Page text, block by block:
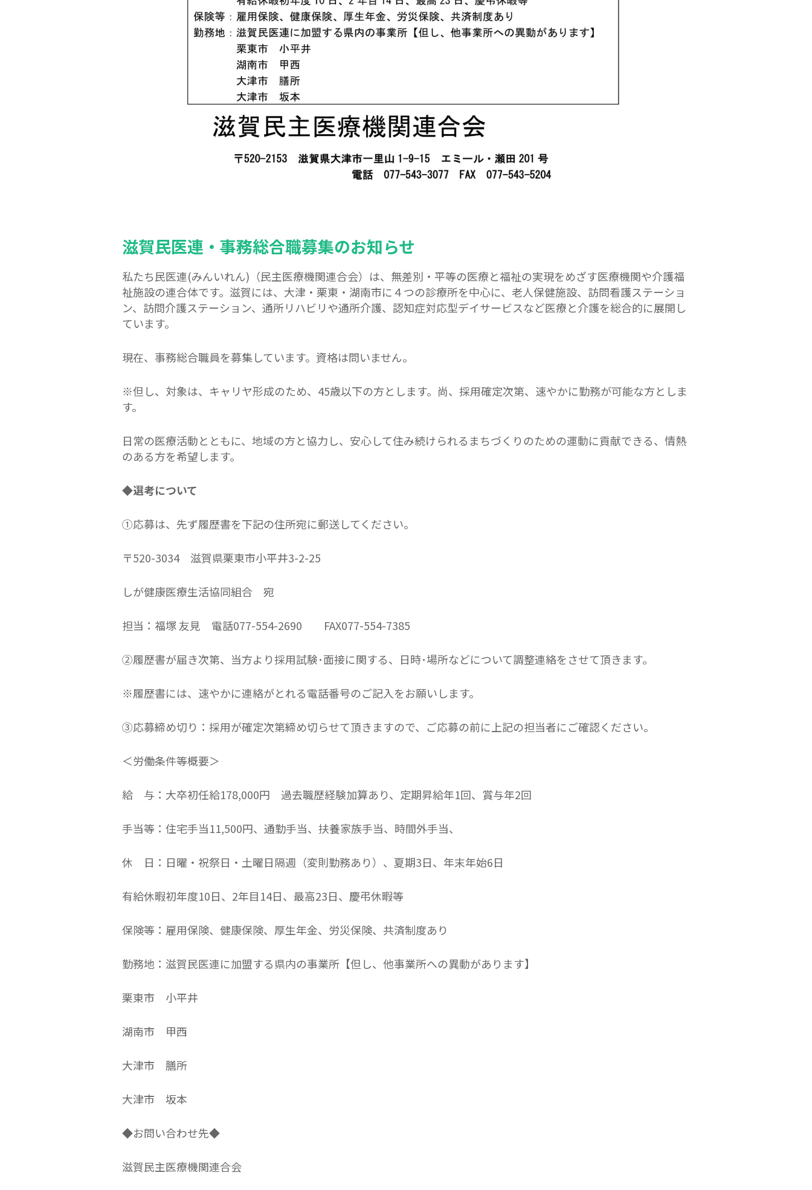
滋賀民医連・事務総合職募集のお知らせ
私たち民医連(みんいれん)（民主医療機関連合会）は、無差別・平等の医療と福祉の実現をめざす医療機関や介護福
祉施設の連合体です。滋賀には、大津・栗東・湖南市に４つの診療所を中心に、老人保健施設、訪問看護ステーショ
ン、訪問介護ステーション、通所リハビリや通所介護、認知症対応型デイサービスなど医療と介護を総合的に展開し
ています。
現在、事務総合職員を募集しています。資格は問いません。
※但し、対象は、キャリヤ形成のため、45歳以下の方とします。尚、採用確定次第、速やかに勤務が可能な方としま
す。
日常の医療活動とともに、地域の方と協力し、安心して住み続けられるまちづくりのための運動に貢献できる、情熱
のある方を希望します。
◆選考について
①応募は、先ず履歴書を下記の住所宛に郵送してください。
〒520-3034 滋賀県栗東市小平井3-2-25
しが健康医療生活協同組合 宛
担当：福塚 友見 電話077-554-2690 FAX077-554-7385
②履歴書が届き次第、当方より採用試験･面接に関する、日時･場所などについて調整連絡をさせて頂きます。
※履歴書には、速やかに連絡がとれる電話番号のご記入をお願いします。
③応募締め切り：採用が確定次第締め切らせて頂きますので、ご応募の前に上記の担当者にご確認ください。
＜労働条件等概要＞
給 与：大卒初任給178,000円 過去職歴経験加算あり、定期昇給年1回、賞与年2回
手当等：住宅手当11,500円、通勤手当、扶養家族手当、時間外手当、
休 日：日曜・祝祭日・土曜日隔週（変則勤務あり）、夏期3日、年末年始6日
有給休暇初年度10日、2年目14日、最高23日、慶弔休暇等
保険等：雇用保険、健康保険、厚生年金、労災保険、共済制度あり
勤務地：滋賀民医連に加盟する県内の事業所【但し、他事業所への異動があります】
栗東市 小平井
湖南市 甲西
大津市 膳所
大津市 坂本
◆お問い合わせ先◆
滋賀民主医療機関連合会